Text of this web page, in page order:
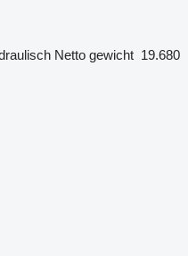
Netto gewicht 19.680